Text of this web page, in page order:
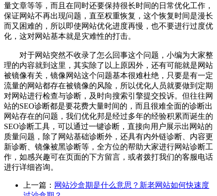
量文章等等，而且在同时还要保持很长时间的日常优化工作，
保证网站不再出现问题，直至权重恢复，这个恢复时间是漫长
而又困难的，所以即使网站优化进度再慢，也不要进行过度优
化，这对网站基本就是灾难性的打击。
对于网站突然不收录了怎么回事这个问题，小编为大家整
理的内容就到这里，其实除了以上原因外，还有可能就是网站
被镜像有关，镜像网站这个问题基本很难杜绝，只要是有一定
流量的网站都存在被镜像的风险，所以优化人员就要做到定期
对网站进行检查与诊断，及时向搜索引擎提交投诉。但往往网
站的SEO诊断都是要花费大量时间的，而且很难全面的诊断出
网站存在的问题，我们优化邦是经过多年的经验积累而诞生的
SEO诊断工具，可以通过一键诊断，直接向用户展示出网站的
质量问题，除了网站基础诊断外，还具有内外链诊断、内容更
新诊断、镜像被黑诊断等，全方位的帮助大家进行网站诊断工
作，如感兴趣可在页面的下方留言，或者拨打我们的客服电话
进行详细咨询。
上一篇： 网站沙盒期是什么意思？新老网站如何快速度